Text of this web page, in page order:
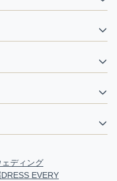
ディング
DRESS EVERY